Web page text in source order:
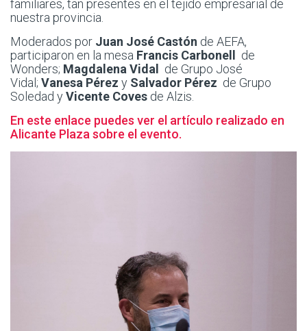
familiares, tan presentes en el tejido empresarial de
nuestra provincia.
Moderados por Juan José Castón de AEFA,
participaron en la mesa Francis Carbonell
de
Wonders; Magdalena Vidal
de Grupo José
Vidal; Vanesa Pérez y Salvador Pérez de Grupo
Soledad yVicente Coves de Alzis.
En este enlace puedes ver el artículo realizado en
Alicante Plaza sobre el evento.